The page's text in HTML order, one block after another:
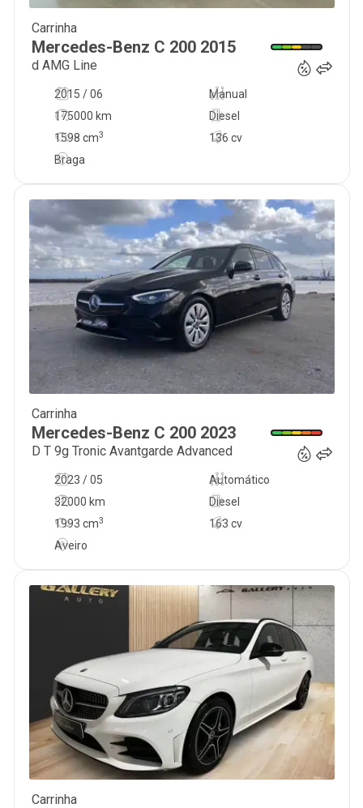
Carrinha
Mercedes-Benz C 200 2015
d AMG Line
2015 / 06
Manual
175000 km
136 cv
Diesel
1598 cm3
Braga
Carrinha
Mercedes-Benz C 200 2023
D T 9g Tronic Avantgarde Advanced
2023 / 05
Automático
32000 km
163 cv
Diesel
1993 cm3
Aveiro
Carrinha